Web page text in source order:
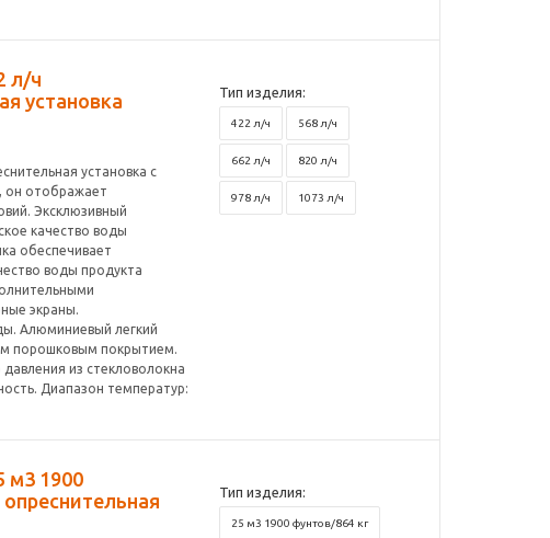
л/ч
установка
установка с
он отображает
Эксклюзивный
качество воды
обеспечивает
воды продукта
экраны.
Алюминиевый легкий
порошковым покрытием.
из стекловолокна
Диапазон температур:
Тип изделия:
422 л/ч 568 л/ч
662 л/ч 820 л/ч
978 л/ч 1073 л/ч
м3 1900
Тип изделия:
25 м3 1900 фунтов/864 кг